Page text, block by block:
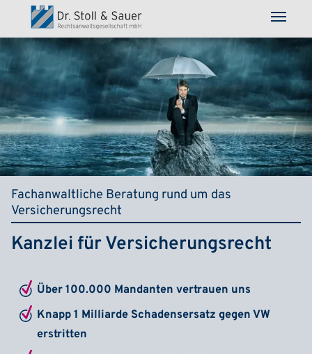
Direkt zum Inhalt
Fachanwaltliche Beratung rund um das
Versicherungsrecht
Kanzlei für Versicherungsrecht
Über 100.000 Mandanten vertrauen uns
Knapp 1 Milliarde Schadensersatz gegen VW
erstritten